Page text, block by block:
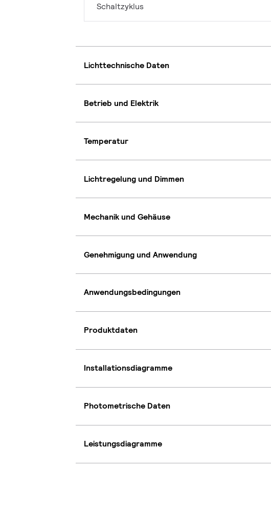
Schaltzyklus
Lichttechnische Daten
Betrieb und Elektrik
Temperatur
Lichtregelung und Dimmen
Mechanik und Gehäuse
Genehmigung und Anwendung
Anwendungsbedingungen
Produktdaten
Installationsdiagramme
Photometrische Daten
Leistungsdiagramme